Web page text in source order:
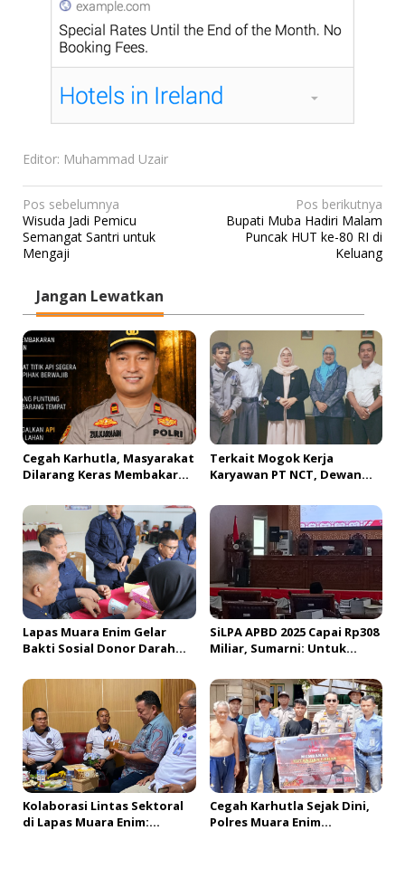
Editor: Muhammad Uzair
N
a
v
g
a
s
i
p
o
s
Pos sebelumnya
Wisuda Jadi Pemicu
Semangat Santri untuk
Mengaji
Pos berikutnya
Bupati Muba Hadiri Malam
Puncak HUT ke-80 RI di
Keluang
Jangan Lewatkan
Cegah Karhutla, Masyarakat
Dilarang Keras Membakar
Terkait Mogok Kerja
Karyawan PT NCT, Dewan
NCT dan PT HBAP
Lapas Muara Enim Gelar
Bakti Sosial Donor Darah
Memperingati HUT ke-81
Republik Indonesia
SiLPA APBD 2025 Capai Rp308
Miliar, Sumarni: Untuk
Kolaborasi Lintas Sektoral
di Lapas Muara Enim:
Cegah Karhutla Sejak Dini,
Polres Muara Enim